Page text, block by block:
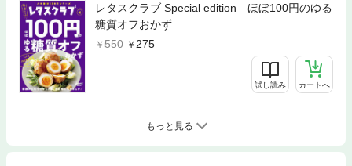
レタスクラブ Special edition ほぼ100円のゆる
糖質オフおかず
550
275
試し読み カートへ
もっと見る